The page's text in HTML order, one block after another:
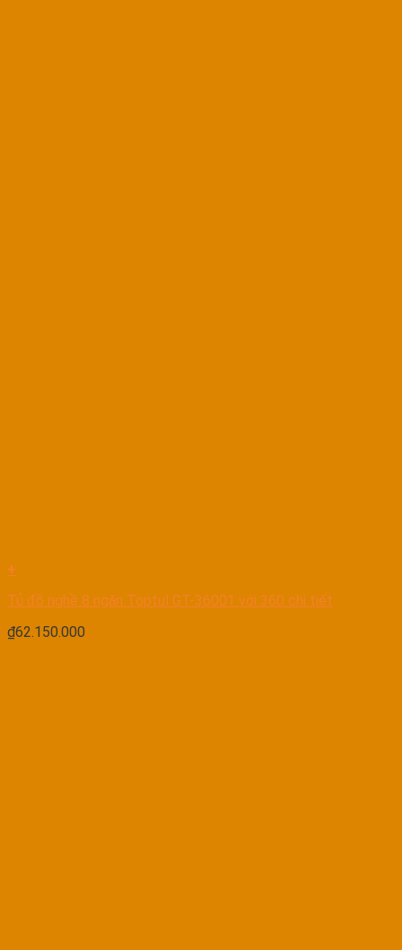
+
Tủ đồ nghề 8 ngăn Toptul GT-36001 với 360 chi tiết
₫62.150.000